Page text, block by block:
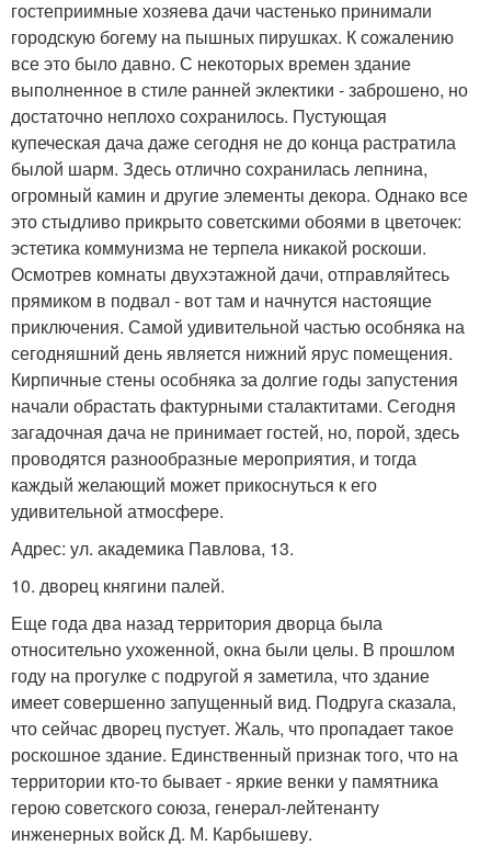
гостеприимные хозяева дачи частенько принимали
городскую богему на пышных пирушках. К сожалению
все это было давно. С некоторых времен здание
выполненное в стиле ранней эклектики - заброшено, но
достаточно неплохо сохранилось. Пустующая
купеческая дача даже сегодня не до конца растратила
былой шарм. Здесь отлично сохранилась лепнина,
огромный камин и другие элементы декора. Однако все
это стыдливо прикрыто советскими обоями в цветочек:
эстетика коммунизма не терпела никакой роскоши.
Осмотрев комнаты двухэтажной дачи, отправляйтесь
прямиком в подвал - вот там и начнутся настоящие
приключения. Самой удивительной частью особняка на
сегодняшний день является нижний ярус помещения.
Кирпичные стены особняка за долгие годы запустения
начали обрастать фактурными сталактитами. Сегодня
загадочная дача не принимает гостей, но, порой, здесь
проводятся разнообразные мероприятия, и тогда
каждый желающий может прикоснуться к его
удивительной атмосфере.
Адрес: ул. академика Павлова, 13.
10. дворец княгини палей.
Еще года два назад территория дворца была
относительно ухоженной, окна были целы. В прошлом
году на прогулке с подругой я заметила, что здание
имеет совершенно запущенный вид. Подруга сказала,
что сейчас дворец пустует. Жаль, что пропадает такое
роскошное здание. Единственный признак того, что на
территории кто-то бывает - яркие венки у памятника
герою советского союза, генерал-лейтенанту
инженерных войск Д. М. Карбышеву.